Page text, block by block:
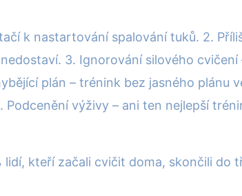
k nastartování spalování tuků. 2.
3. Ignorování silového
plán – trénink bez jasného plánu
výživy – ani ten nejlepší
kteří začali cvičit doma, skončili do